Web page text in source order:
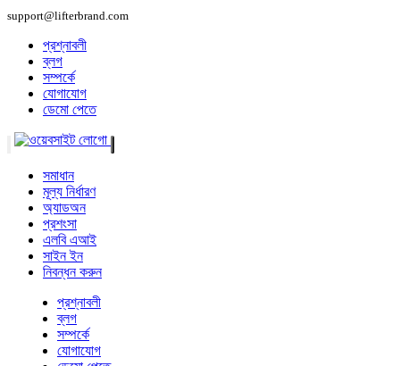
support@lifterbrand.com
প্রশ্নাবলী
ব্লগ
সম্পর্কে
যোগাযোগ
ডেমো পেতে
সমাধান
মূল্য নির্ধারণ
অ্যাডঅন
প্রশংসা
এলবি এআই
সাইন ইন
নিবন্ধন করুন
প্রশ্নাবলী
ব্লগ
সম্পর্কে
যোগাযোগ